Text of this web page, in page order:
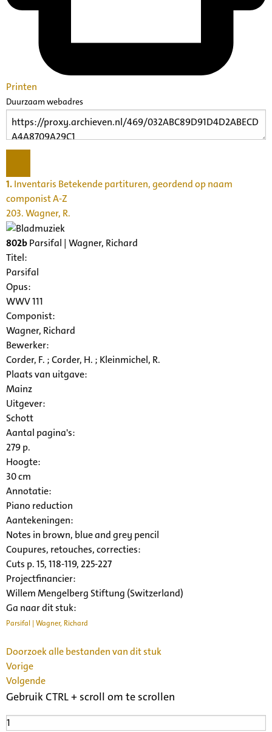
Printen
Duurzaam webadres
1.Inventaris Betekende partituren, geordend op naam
componist A-Z
203. Wagner, R.
802bParsifal | Wagner, Richard
Titel:
Parsifal
Opus:
WWV 111
Componist:
Wagner, Richard
Bewerker:
Corder, F. ; Corder, H. ; Kleinmichel, R.
Plaats van uitgave:
Mainz
Uitgever:
Schott
Aantal pagina's:
279 p.
Hoogte:
30 cm
Annotatie:
Piano reduction
Aantekeningen:
Notes in brown, blue and grey pencil
Coupures, retouches, correcties:
Cuts p. 15, 118-119, 225-227
Projectfinancier:
Willem Mengelberg Stiftung (Switzerland)
Ga naar dit stuk:
Parsifal | Wagner, Richard
Doorzoek alle bestanden van dit stuk
Vorige
Volgende
Gebruik CTRL + scroll om te scrollen